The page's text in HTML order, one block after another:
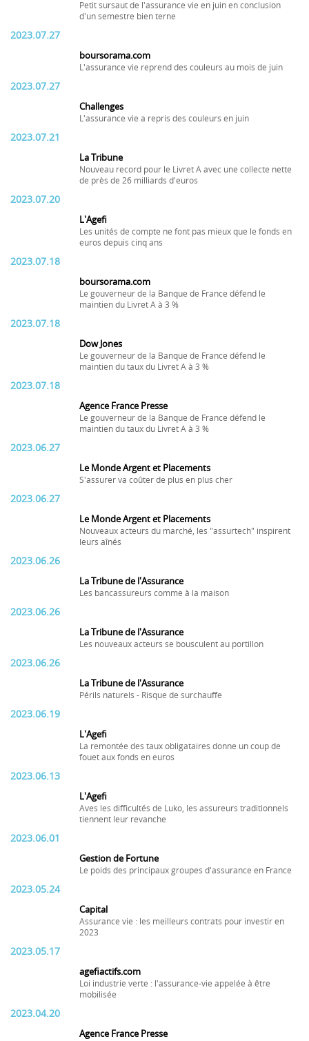
Petit sursaut de l'assurance vie en juin en conclusion
d'un semestre bien terne
2023.07.27
boursorama.com
L'assurance vie reprend des couleurs au mois de juin
2023.07.27
Challenges
L'assurance vie a repris des couleurs en juin
2023.07.21
La Tribune
Nouveau record pour le Livret A avec une collecte nette
de près de 26 milliards d'euros
2023.07.20
L'Agefi
Les unités de compte ne font pas mieux que le fonds en
euros depuis cinq ans
2023.07.18
boursorama.com
Le gouverneur de la Banque de France défend le
maintien du Livret A à 3 %
2023.07.18
Dow Jones
Le gouverneur de la Banque de France défend le
maintien du taux du Livret A à 3 %
2023.07.18
Agence France Presse
Le gouverneur de la Banque de France défend le
maintien du taux du Livret A à 3 %
2023.06.27
Le Monde Argent et Placements
S'assurer va coûter de plus en plus cher
2023.06.27
Le Monde Argent et Placements
Nouveaux acteurs du marché, les "assurtech" inspirent
leurs aînés
2023.06.26
La Tribune de l'Assurance
Les bancassureurs comme à la maison
2023.06.26
La Tribune de l'Assurance
Les nouveaux acteurs se bousculent au portillon
2023.06.26
La Tribune de l'Assurance
Périls naturels - Risque de surchauffe
2023.06.19
L'Agefi
La remontée des taux obligataires donne un coup de
fouet aux fonds en euros
2023.06.13
L'Agefi
Aves les difficultés de Luko, les assureurs traditionnels
tiennent leur revanche
2023.06.01
Gestion de Fortune
Le poids des principaux groupes d'assurance en France
2023.05.24
Capital
Assurance vie : les meilleurs contrats pour investir en
2023
2023.05.17
agefiactifs.com
Loi industrie verte : l'assurance-vie appelée à être
mobilisée
2023.04.20
Agence France Presse